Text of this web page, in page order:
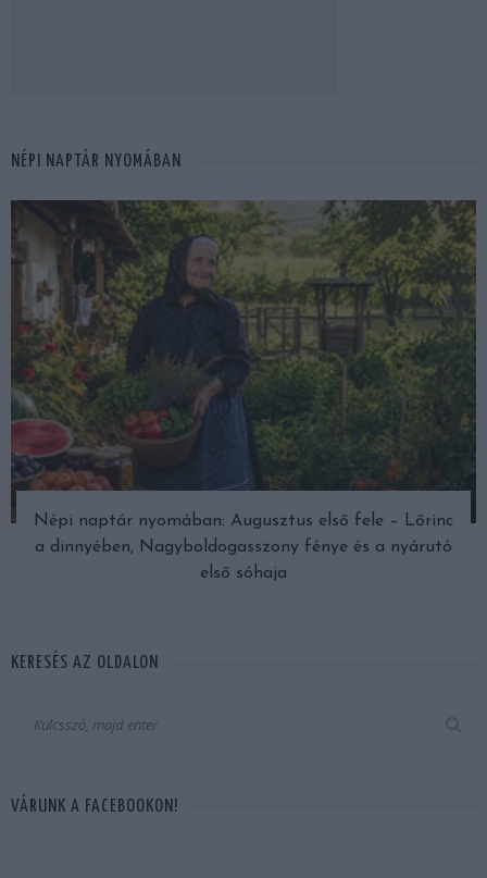
NÉPI NAPTÁR NYOMÁBAN
Népi naptár nyomában: Augusztus első fele – Lőrinc
a dinnyében, Nagyboldogasszony fénye és a nyárutó
első sóhaja
KERESÉS AZ OLDALON
VÁRUNK A FACEBOOKON!